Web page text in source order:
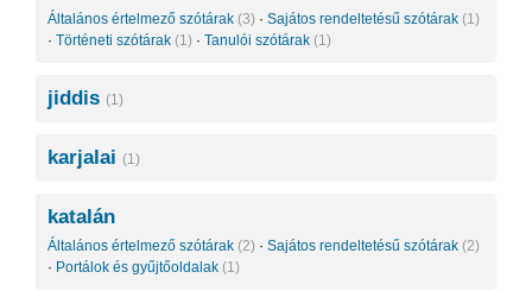
Általános értelmező szótárak (3) · Sajátos rendeltetésű szótárak (1)
· Történeti szótárak (1) · Tanulói szótárak (1)
jiddis (1)
karjalai (1)
katalán
Általános értelmező szótárak (2) · Sajátos rendeltetésű szótárak (2)
· Portálok és gyűjtőoldalak (1)